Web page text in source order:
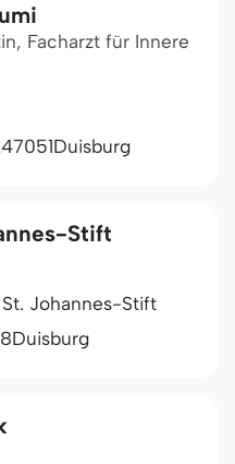
Facharzt für Innere
47051Duisburg
Stift
Johannes-Stift
Duisburg